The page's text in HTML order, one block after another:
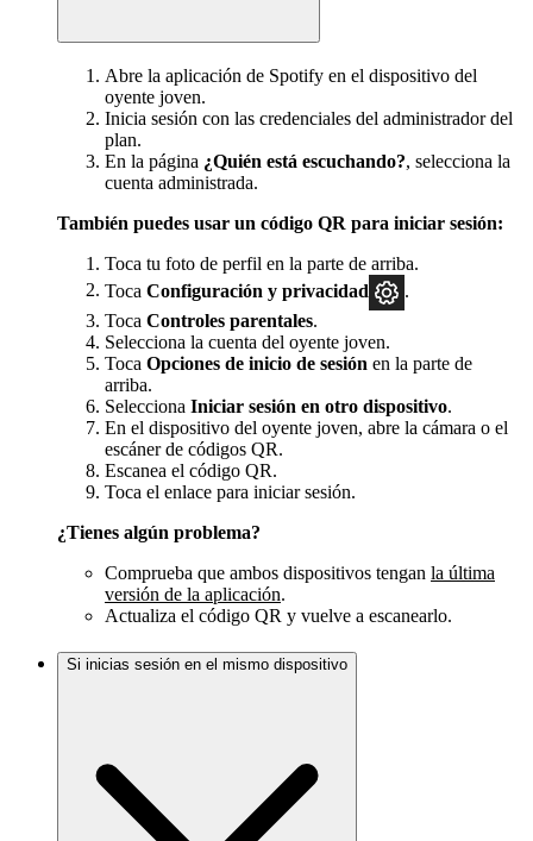
Abre la aplicación de Spotify en el dispositivo del
oyente joven.
Inicia sesión con las credenciales del administrador del
plan.
En la página ¿Quién está escuchando?, selecciona la
cuenta administrada.
También puedes usar un código QR para iniciar sesión:
Toca tu foto de perfil en la parte de arriba.
Toca Configuración y privacidad
.
Toca Controles parentales.
Selecciona la cuenta del oyente joven.
Toca Opciones de inicio de sesión en la parte de
arriba.
Selecciona Iniciar sesión en otro dispositivo.
En el dispositivo del oyente joven, abre la cámara o el
escáner de códigos QR.
Escanea el código QR.
Toca el enlace para iniciar sesión.
¿Tienes algún problema?
Comprueba que ambos dispositivos tengan la última
versión de la aplicación.
Actualiza el código QR y vuelve a escanearlo.
Si inicias sesión en el mismo dispositivo